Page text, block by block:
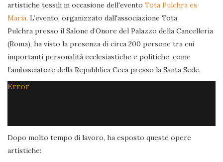
artistiche tessili in occasione dell'evento Tota Pulchra es
Maria. L’evento, organizzato dall'associazione Tota
Pulchra presso il Salone d’Onore del Palazzo della Cancelleria
(Roma), ha visto la presenza di circa 200 persone tra cui
importanti personalità ecclesiastiche e politiche, come
l’ambasciatore della Repubblica Ceca presso la Santa Sede.
Error
Dopo molto tempo di lavoro, ha esposto queste opere
artistiche: